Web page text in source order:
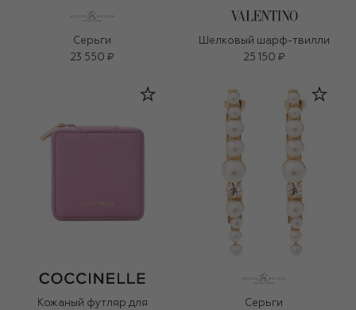
Серьги
23 550 ₽
Шелковый шарф-твилли
25 150 ₽
Кожаный футляр для
Серьги